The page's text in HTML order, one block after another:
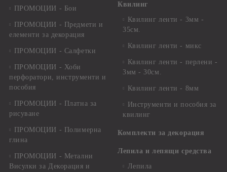
ПРОМОЦИИ - Бои
ПРОМОЦИИ - Предмети и
елементи за декорация
ПРОМОЦИИ - Салфетки
ПРОМОЦИИ - Хоби
перфоратори, инструменти и
пособия
ПРОМОЦИИ - Платна за
рисуване
ПРОМОЦИИ - Полимерна
глина
ПРОМОЦИИ - Метални
Висулки за Декорация и
Квилинг
Квилинг ленти - 3мм -
35см.
Квилинг ленти - микс
Квилинг ленти - перлени -
3мм - 30см.
Квилинг ленти - 8мм
Инструменти и пособия за
квилинг
Комплекти за декорация
Лепила и лепящи средства
Лепила